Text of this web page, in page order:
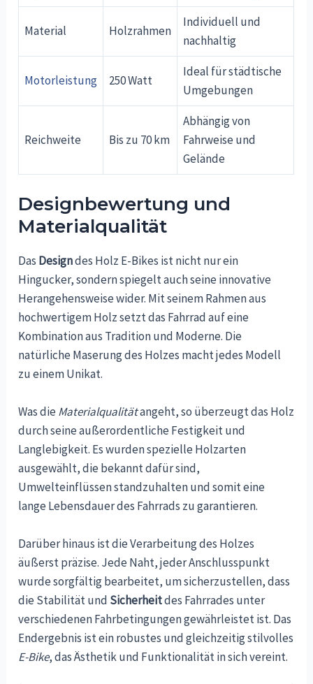
Material Holzrahmen
Individuell und
nachhaltig
Motorleistung 250 Watt
Ideal für städtische
Umgebungen
Reichweite Bis zu 70 km
Abhängig von
Fahrweise und
Gelände
Designbewertung und
Materialqualität
Das Designdes Holz E-Bikes ist nicht nur ein
Hingucker, sondern spiegelt auch seine innovative
Herangehensweise wider. Mit seinem Rahmen aus
hochwertigem Holz setzt das Fahrrad auf eine
Kombination aus Tradition und Moderne. Die
natürliche Maserung des Holzes macht jedes Modell
zu einem Unikat.
Was dieMaterialqualitätangeht, so überzeugt das Holz
durch seine außerordentliche Festigkeit und
Langlebigkeit. Es wurden spezielle Holzarten
ausgewählt, die bekannt dafür sind,
Umwelteinflüssen standzuhalten und somit eine
lange Lebensdauer des Fahrrads zu garantieren.
Darüber hinaus ist die Verarbeitung des Holzes
äußerst präzise. Jede Naht, jeder Anschlusspunkt
wurde sorgfältig bearbeitet, um sicherzustellen, dass
die Stabilität und Sicherheitdes Fahrrades unter
verschiedenen Fahrbetingungen gewährleistet ist. Das
Endergebnis ist ein robustes und gleichzeitig stilvolles
E-Bike, das Ästhetik und Funktionalität in sich vereint.